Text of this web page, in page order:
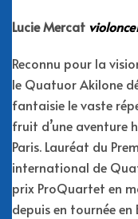
Lucie Mercat
Reconnu pour la
le Quatuor Akilone
fantaisie le vaste
fruit d’une aventure
Paris. Lauréat du
international de
prix ProQuartet en
depuis en tournée en